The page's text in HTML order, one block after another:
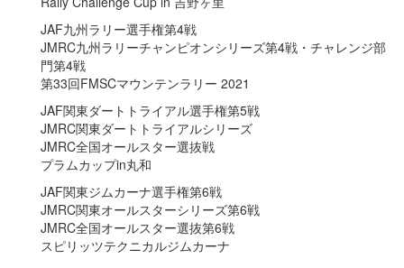
JAF九州ラリー選手権第4戦
JMRC九州ラリーチャンピオンシリーズ第4戦・チャレンジ部
門第4戦
第33回FMSCマウンテンラリー 2021
JAF関東ダートトライアル選手権第5戦
JMRC関東ダートトライアルシリーズ
JMRC全国オールスター選抜戦
プラムカップin丸和
JAF関東ジムカーナ選手権第6戦
JMRC関東オールスターシリーズ第6戦
JMRC全国オールスター選抜第6戦
スピリッツテクニカルジムカーナ